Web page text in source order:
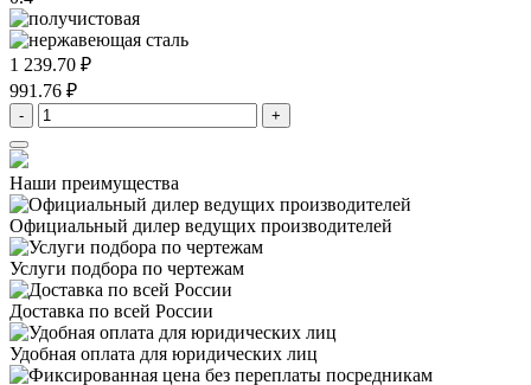
1 239.70 ₽
991.76 ₽
- +
Наши преимущества
Официальный дилер ведущих производителей
Услуги подбора по чертежам
Доставка по всей России
Удобная оплата для юридических лиц